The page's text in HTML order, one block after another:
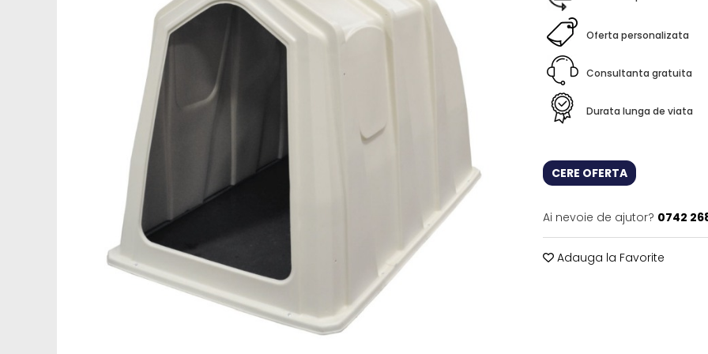
Scule si echipamente trimaj
Consumabile muls vaci
Echipamente de muls vaci
Testare si control lapte vaci
Silozuri stocare lapte
Tancuri racire lapte
Sanatate si confort vaci
Oferta personalizata
Consultanta gratuita
Durata lunga de viata
CERE OFERTA
Ai nevoie de ajutor? 0742
Adauga la Favorite